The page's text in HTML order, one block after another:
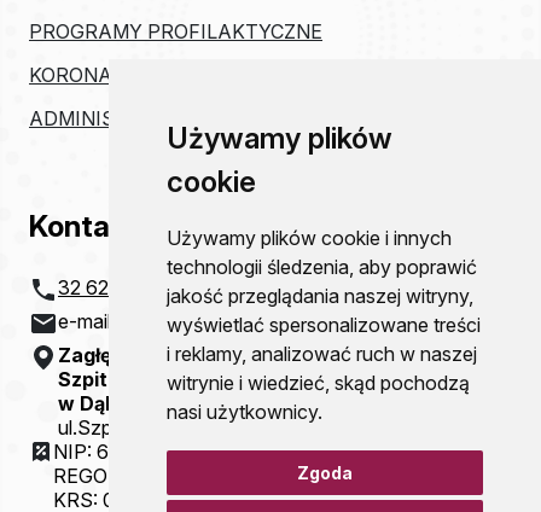
Używamy plików
cookie
Używamy plików cookie i innych
technologii śledzenia, aby poprawić
jakość przeglądania naszej witryny,
wyświetlać spersonalizowane treści
i reklamy, analizować ruch w naszej
witrynie i wiedzieć, skąd pochodzą
nasi użytkownicy.
Zgoda
PROGRAMY PROFILAKTYCZNE
KORONAWIRUS
ADMINISTRACJA
Kontakt
32 621 20 00
e-mail:
szpital@zco-dg.pl
Zagłębiowskie Centrum Onkologii
Szpital Specjalistyczny im. Sz. Starkiewicza
w Dąbrowie Górniczej
ul.Szpitalna 13
NIP: 6292115781
REGON: 000310077
KRS: 0000054321